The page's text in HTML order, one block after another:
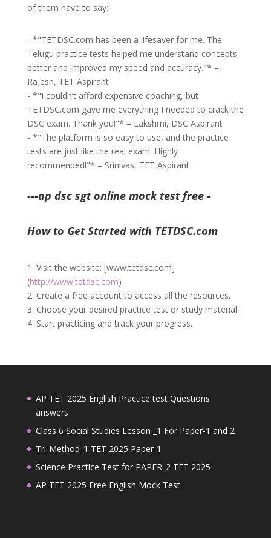
of them have to say:
- *"TETDSC.com has been a lifesaver for me. The
Telugu practice tests helped me understand concepts
better and improved my speed and accuracy."* –
Rajesh, TET Aspirant
- *"I couldn’t afford expensive coaching, but
TETDSC.com gave me everything I needed to crack the
DSC exam. Thank you!"* – Lakshmi, DSC Aspirant
- *"The platform is so easy to use, and the practice
tests are just like the real exam. Highly
recommended!"* – Srinivas, TET Aspirant
---ap dsc sgt online mock test free -
How to Get Started with TETDSC.com
1. Visit the website: [www.tetdsc.com]
(http://www.tetdsc.com)
2. Create a free account to access all the resources.
3. Choose your desired practice test or study material.
4. Start practicing and track your progress.
AP TET 2025 English Practice test Questions
answers
Class 6 Social Studies Lesson _1 For Paper-1 and 2
Tri-Method_1 TET 2025 Paper-1
Science Practice Test for PAPER_2 TET 2025
AP TET 2025 Free English Mock Test